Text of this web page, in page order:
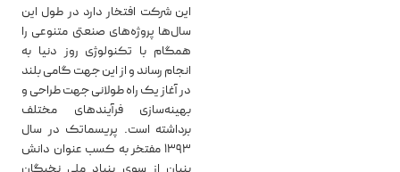
این شرکت افتخار دارد در طول این
سال‌ها پروژه‌های صنعتی متنوعی را
همگام با تکنولوژی روز دنیا به
انجام رساند و از این جهت گامی بلند
در آغاز یک راه طولانی جهت طراحی و
بهینه‌سازی فرآیندهای مختلف
برداشته است. پریسماتک در سال
1393 مفتخر به کسب عنوان دانش
بنیان از سوی بنیاد ملی نخبگان